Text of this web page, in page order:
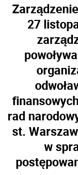
27
rad
st.
w